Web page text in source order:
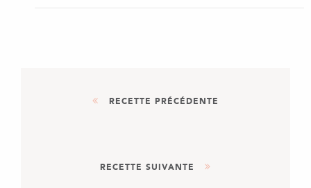
RECETTE PRÉCÉDENTE
CLUBS SANDWICH À
RECETTE SUIVANTE